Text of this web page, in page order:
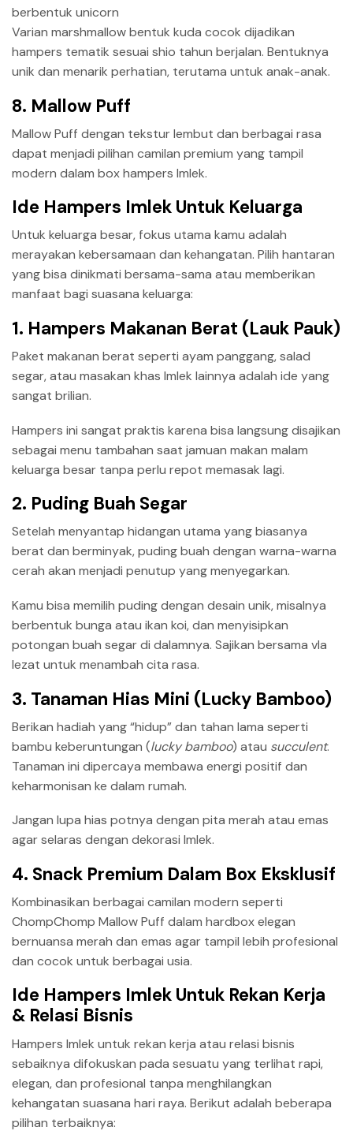
Varian marshmallow bentuk kuda cocok dijadikan
hampers tematik sesuai shio tahun berjalan. Bentuknya
unik dan menarik perhatian, terutama untuk anak-anak.
8. Mallow Puff
Mallow Puff dengan tekstur lembut dan berbagai rasa
dapat menjadi pilihan camilan premium yang tampil
modern dalam box hampers Imlek.
Ide Hampers Imlek Untuk Keluarga
Untuk keluarga besar, fokus utama kamu adalah
merayakan kebersamaan dan kehangatan. Pilih hantaran
yang bisa dinikmati bersama-sama atau memberikan
manfaat bagi suasana keluarga:
1. Hampers Makanan Berat (Lauk Pauk)
Paket makanan berat seperti ayam panggang, salad
segar, atau masakan khas Imlek lainnya adalah ide yang
sangat brilian.
Hampers ini sangat praktis karena bisa langsung disajikan
sebagai menu tambahan saat jamuan makan malam
keluarga besar tanpa perlu repot memasak lagi.
2. Puding Buah Segar
Setelah menyantap hidangan utama yang biasanya
berat dan berminyak, puding buah dengan warna-warna
cerah akan menjadi penutup yang menyegarkan.
Kamu bisa memilih puding dengan desain unik, misalnya
berbentuk bunga atau ikan koi, dan menyisipkan
potongan buah segar di dalamnya. Sajikan bersama vla
lezat untuk menambah cita rasa.
3. Tanaman Hias Mini (Lucky Bamboo)
Berikan hadiah yang “hidup” dan tahan lama seperti
bambu keberuntungan (lucky bamboo) atau succulent.
Tanaman ini dipercaya membawa energi positif dan
keharmonisan ke dalam rumah.
Jangan lupa hias potnya dengan pita merah atau emas
agar selaras dengan dekorasi Imlek.
4. Snack Premium Dalam Box Eksklusif
Kombinasikan berbagai camilan modern seperti
ChompChomp Mallow Puff dalam hardbox elegan
bernuansa merah dan emas agar tampil lebih profesional
dan cocok untuk berbagai usia.
Ide Hampers Imlek Untuk Rekan Kerja
& Relasi Bisnis
Hampers Imlek untuk rekan kerja atau relasi bisnis
sebaiknya difokuskan pada sesuatu yang terlihat rapi,
elegan, dan profesional tanpa menghilangkan
kehangatan suasana hari raya. Berikut adalah beberapa
pilihan terbaiknya: